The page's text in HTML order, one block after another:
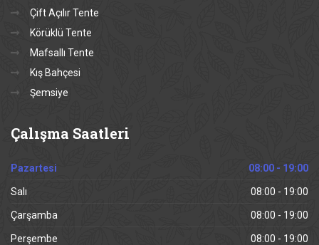
Çift Açılır Tente
Körüklü Tente
Mafsallı Tente
Kış Bahçesi
Şemsiye
Çalışma Saatleri
Pazartesi 08:00 - 19:00
Salı 08:00 - 19:00
Çarşamba 08:00 - 19:00
Perşembe 08:00 - 19:00